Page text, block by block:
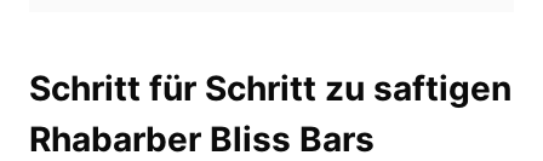
Schritt für Schritt zu saftigen
Rhabarber Bliss Bars